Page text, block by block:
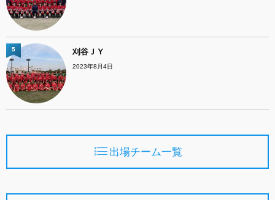
刈谷ＪＹ
2023年8月4日
5
出場チーム一覧